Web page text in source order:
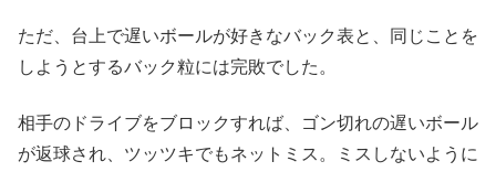
ただ、台上で遅いボールが好きなバック表と、同じことを
しようとするバック粒には完敗でした。
相手のドライブをブロックすれば、ゴン切れの遅いボール
が返球され、ツッツキでもネットミス。ミスしないように